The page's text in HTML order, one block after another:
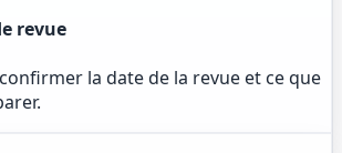
revue
la date de la revue et ce que